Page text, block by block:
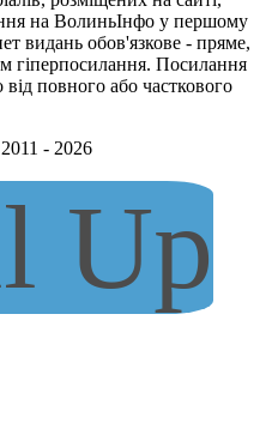
на ВолиньІнфо у першому
видань обов'язкове - пряме,
гіперпосилання. Посилання
повного або часткового
- 2026
Up